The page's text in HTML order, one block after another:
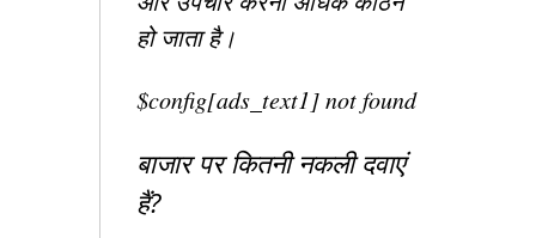
हो जाता है।
$config[ads_text1] not found
बाजार पर कितनी नकली दवाएं
हैं?